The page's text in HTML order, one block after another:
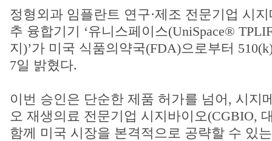
정형외과 임플란트 연구·제조 전문기업 시
추 융합기기 ‘유니스페이스(UniSpace®
지)’가 미국 식품의약국(FDA)으로부터
7일 밝혔다.
이번 승인은 단순한 제품 허가를 넘어, 시지
오 재생의료 전문기업 시지바이오(CGBIO,
함께 미국 시장을 본격적으로 공략할 수 있